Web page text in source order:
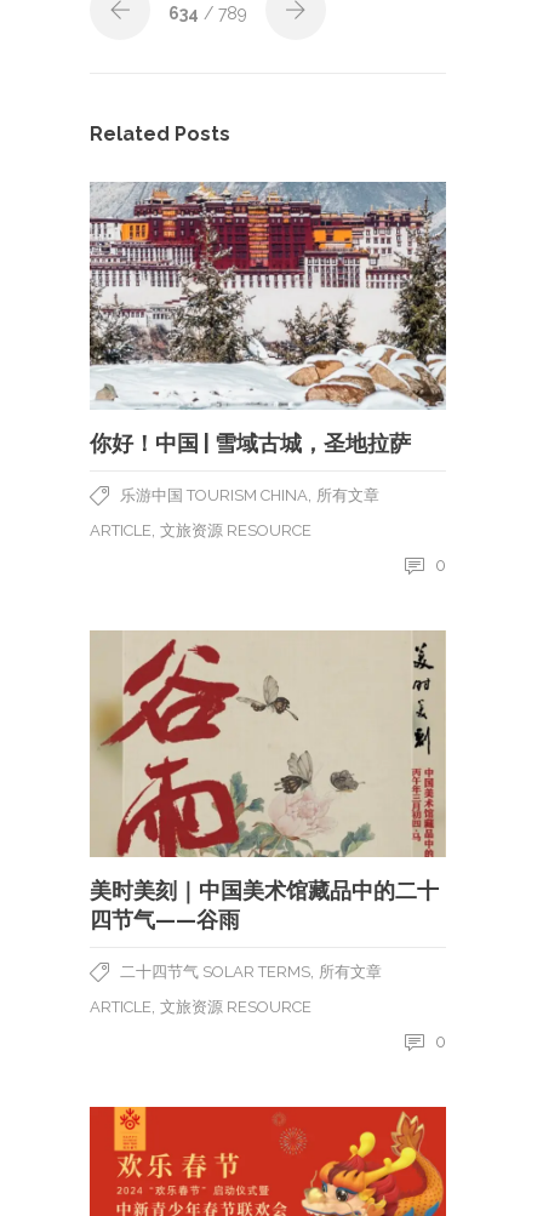
634 / 789
Related Posts
你好！中国 | 雪域古城，圣地拉萨
乐游中国 TOURISM CHINA 所有文章
ARTICLE 文旅资源 RESOURCE
0
美时美刻｜中国美术馆藏品中的二十
四节气——谷雨
二十四节气 SOLAR TERMS 所有文章
ARTICLE 文旅资源 RESOURCE
0